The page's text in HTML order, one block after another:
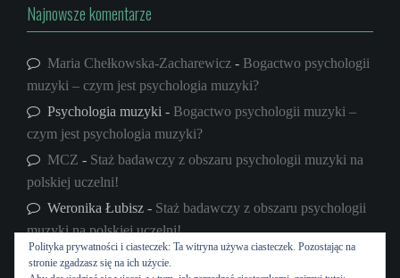
Najnowsze komentarze
Maria Chełkowska-Zacharewicz - Bogactwo psychologii
muzyki – czym jest psychologia muzyki?
Psychologia muzyki - Bogactwo psychologii muzyki –
czym jest psychologia muzyki?
MCZ - Staż badawczy z obszaru psychologii muzyki na
polskiej uczelni!
Weronika Łubisz - Staż badawczy z obszaru psychologii
muzyki na polskiej uczelni!
psycholog muzyki
W głowie ciągle jedno mi gra…
Polityka prywatności i ciasteczek: Ta witryna używa ciasteczek. Pozostając na
stronie zgadzasz się na ich użycie.